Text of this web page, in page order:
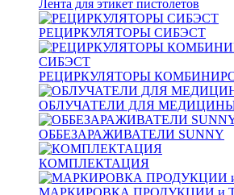
Лента для этикет пистолетов
РЕЦИРКУЛЯТОРЫ СИБЭСТ
РЕЦИРКУЛЯТОРЫ
ОБЛУЧАТЕЛИ ДЛЯ
ОББЕЗАРАЖИВАТЕЛИ SUNNY
КОМПЛЕКТАЦИЯ
МАРКИРОВКА ПРОДУКЦИИ и